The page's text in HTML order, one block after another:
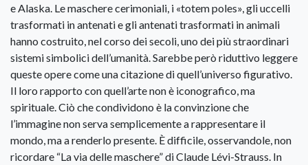
e Alaska. Le maschere cerimoniali, i «totem poles», gli uccelli
trasformati in antenati e gli antenati trasformati in animali
hanno costruito, nel corso dei secoli, uno dei più straordinari
sistemi simbolici dell’umanità. Sarebbe però riduttivo leggere
queste opere come una citazione di quell’universo figurativo.
Il loro rapporto con quell’arte non è iconografico, ma
spirituale. Ciò che condividono è la convinzione che
l’immagine non serva semplicemente a rappresentare il
mondo, ma a renderlo presente. È difficile, osservandole, non
ricordare “La via delle maschere” di Claude Lévi-Strauss. In